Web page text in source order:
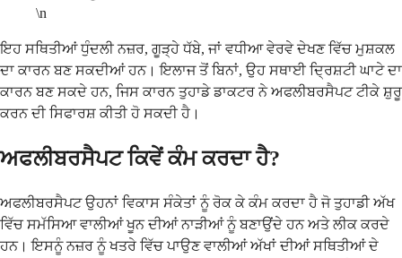
\n
ਇਹ ਸਥਿਤੀਆਂ ਧੁੰਦਲੀ ਨਜ਼ਰ, ਗੂੜ੍ਹੇ ਧੱਬੇ, ਜਾਂ ਵਧੀਆ ਵੇਰਵੇ ਦੇਖਣ ਵਿੱਚ ਮੁਸ਼ਕਲ
ਦਾ ਕਾਰਨ ਬਣ ਸਕਦੀਆਂ ਹਨ। ਇਲਾਜ ਤੋਂ ਬਿਨਾਂ, ਉਹ ਸਥਾਈ ਦ੍ਰਿਸ਼ਟੀ ਘਾਟੇ ਦਾ
ਕਾਰਨ ਬਣ ਸਕਦੇ ਹਨ, ਜਿਸ ਕਾਰਨ ਤੁਹਾਡੇ ਡਾਕਟਰ ਨੇ ਅਫਲੀਬਰਸੈਪਟ ਟੀਕੇ ਸ਼ੁਰੂ
ਕਰਨ ਦੀ ਸਿਫਾਰਸ਼ ਕੀਤੀ ਹੋ ਸਕਦੀ ਹੈ।
ਅਫਲੀਬਰਸੈਪਟ ਕਿਵੇਂ ਕੰਮ ਕਰਦਾ ਹੈ?
ਅਫਲੀਬਰਸੈਪਟ ਉਹਨਾਂ ਵਿਕਾਸ ਸੰਕੇਤਾਂ ਨੂੰ ਰੋਕ ਕੇ ਕੰਮ ਕਰਦਾ ਹੈ ਜੋ ਤੁਹਾਡੀ ਅੱਖ
ਵਿੱਚ ਸਮੱਸਿਆ ਵਾਲੀਆਂ ਖੂਨ ਦੀਆਂ ਨਾੜੀਆਂ ਨੂੰ ਬਣਾਉਂਦੇ ਹਨ ਅਤੇ ਲੀਕ ਕਰਦੇ
ਹਨ। ਇਸਨੂੰ ਨਜ਼ਰ ਨੂੰ ਖਤਰੇ ਵਿੱਚ ਪਾਉਣ ਵਾਲੀਆਂ ਅੱਖਾਂ ਦੀਆਂ ਸਥਿਤੀਆਂ ਦੇ